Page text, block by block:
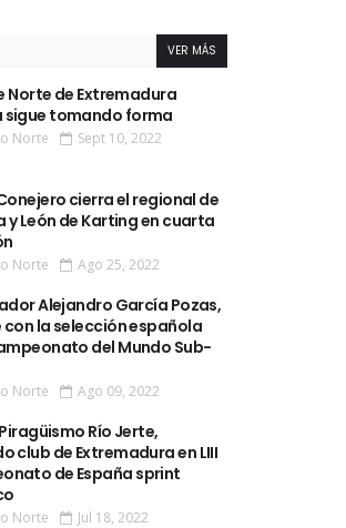
VER MÁS
Norte de Extremadura
sigue tomando forma
Norte Sept 10, 2022
cierra el regional de
y León de Karting en cuarta
Norte Ago 25, 2022
Alejandro García Pozas,
con la selección española
del Mundo Sub-
Norte Ago 09, 2022
Río Jerte,
club de Extremadura en LIII
de España sprint
Norte Jul 18, 2022